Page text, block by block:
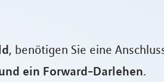
, benötigen Sie eine
ein Forward-Darlehen.